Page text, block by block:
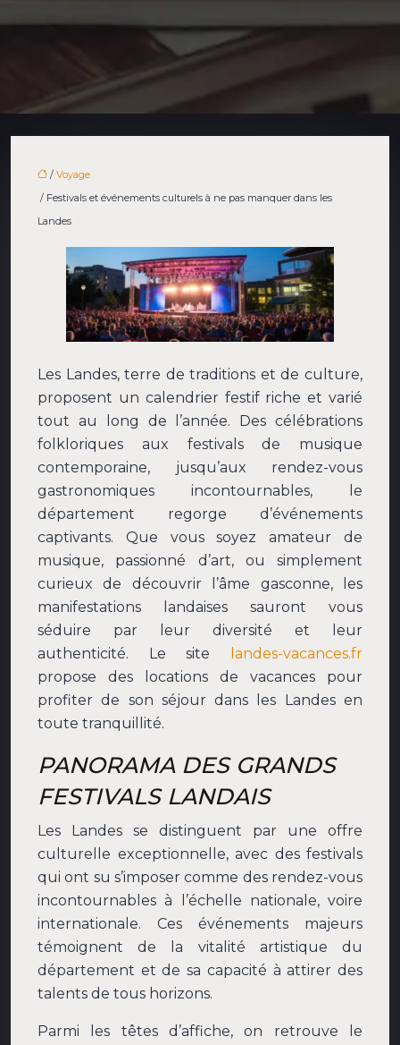
/ Voyage
/ Festivals et événements culturels à ne pas manquer dans les
Landes
Les Landes, terre de traditions et de culture,
proposent un calendrier festif riche et varié
tout au long de l’année. Des célébrations
folkloriques aux festivals de musique
contemporaine, jusqu’aux rendez-vous
gastronomiques incontournables, le
département regorge d’événements
captivants. Que vous soyez amateur de
musique, passionné d’art, ou simplement
curieux de découvrir l’âme gasconne, les
manifestations landaises sauront vous
séduire par leur diversité et leur
authenticité. Le site
landes-vacances.fr
propose des locations de vacances pour
profiter de son séjour dans les Landes en
toute tranquillité.
PANORAMA DES GRANDS
FESTIVALS LANDAIS
Les Landes se distinguent par une offre
culturelle exceptionnelle, avec des festivals
qui ont su s’imposer comme des rendez-vous
incontournables à l’échelle nationale, voire
internationale. Ces événements majeurs
témoignent de la vitalité artistique du
département et de sa capacité à attirer des
talents de tous horizons.
Parmi les têtes d’affiche, on retrouve le